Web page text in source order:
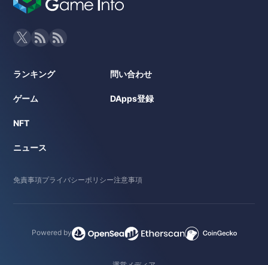
ランキング
ゲーム
NFT
ニュース
問い合わせ
DApps登録
免責事項プライバシーポリシー注意事項
Powered by